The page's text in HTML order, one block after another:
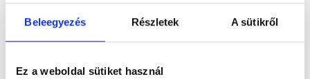
Beleegyezés Részletek A sütikről
Ez a weboldal sütiket használ
⸻